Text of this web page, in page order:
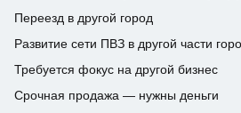
Переезд в другой город
Развитие сети ПВЗ в другой части
Требуется фокус на другой бизнес
Срочная продажа — нужны деньги